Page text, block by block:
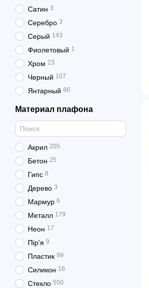
Сатин 3
Серебро 3
Серый 143
Фиолетовый 1
Хром 23
Черный 107
Янтарный 86
Материал плафона
Акрил 205
Бетон 25
Гипс 8
Дерево 3
Мармур 6
Металл 179
Неон 17
Пір'я 9
Пластик 99
Силикон 16
Стекло 550